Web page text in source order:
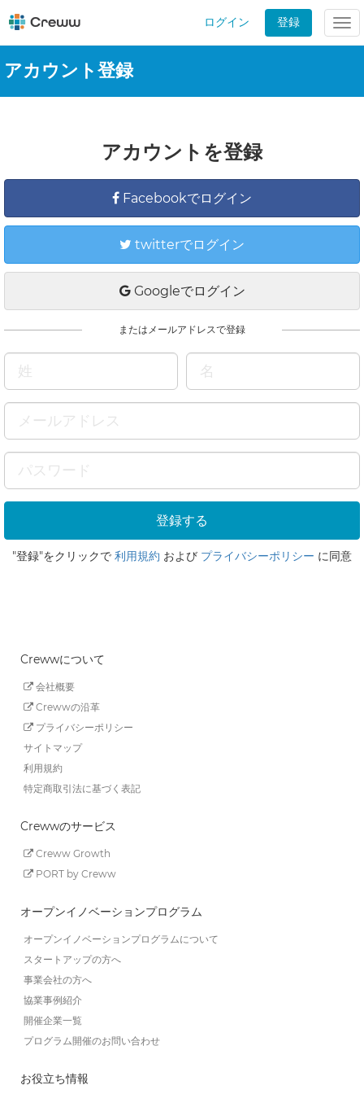
ログイン 登録
アカウント登録
アカウントを登録
Facebookでログイン
twitterでログイン
Googleでログイン
またはメールアドレスで登録
"登録"をクリックで 利用規約 および プライバシーポリシー に同意
Crewwについて
会社概要
Crewwの沿革
プライバシーポリシー
サイトマップ
利用規約
特定商取引法に基づく表記
Crewwのサービス
Creww Growth
PORT by Creww
オープンイノベーションプログラム
オープンイノベーションプログラムについて
スタートアップの方へ
事業会社の方へ
協業事例紹介
開催企業一覧
プログラム開催のお問い合わせ
お役立ち情報